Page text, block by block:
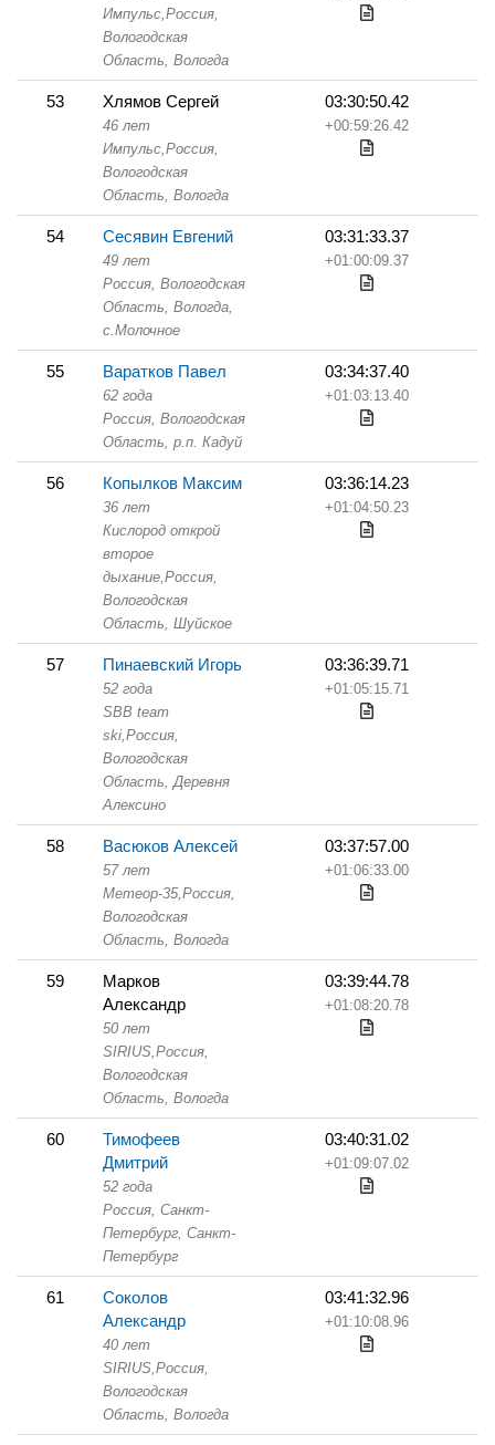
Импульс,Россия,
Вологодская
Область, Вологда
53 Хлямов Сергей
46 лет
Импульс,Россия,
Вологодская
Область, Вологда
03:30:50.42
+00:59:26.42
54 Сесявин Евгений
49 лет
Россия, Вологодская
Область, Вологда,
с.Молочное
03:31:33.37
+01:00:09.37
55 Варатков Павел
62 года
Россия, Вологодская
Область, р.п. Кадуй
03:34:37.40
+01:03:13.40
56 Копылков Максим
36 лет
Кислород открой
второе
дыхание,Россия,
Вологодская
Область, Шуйское
03:36:14.23
+01:04:50.23
57 Пинаевский Игорь
52 года
SBB team
ski,Россия,
Вологодская
Область, Деревня
Алексино
03:36:39.71
+01:05:15.71
58 Васюков Алексей
57 лет
Метеор-35,Россия,
Вологодская
Область, Вологда
03:37:57.00
+01:06:33.00
59
Марков
Александр
50 лет
SIRIUS,Россия,
Вологодская
Область, Вологда
03:39:44.78
+01:08:20.78
60
Тимофеев
Дмитрий
52 года
Россия, Санкт-
Петербург, Санкт-
Петербург
03:40:31.02
+01:09:07.02
61
Соколов
Александр
40 лет
SIRIUS,Россия,
Вологодская
Область, Вологда
03:41:32.96
+01:10:08.96